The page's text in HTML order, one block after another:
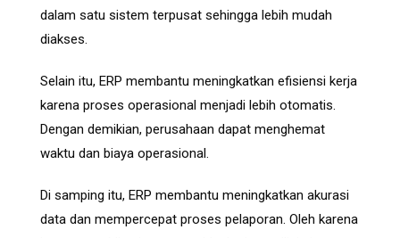
dalam satu sistem terpusat sehingga lebih mudah
diakses.
Selain itu, ERP membantu meningkatkan efisiensi kerja
karena proses operasional menjadi lebih otomatis.
Dengan demikian, perusahaan dapat menghemat
waktu dan biaya operasional.
Di samping itu, ERP membantu meningkatkan akurasi
data dan mempercepat proses pelaporan. Oleh karena